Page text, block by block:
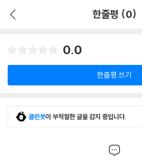
한줄평 (0)
0.0
한줄평 쓰기
클린봇이 부적절한 글을 감지 중입니다.